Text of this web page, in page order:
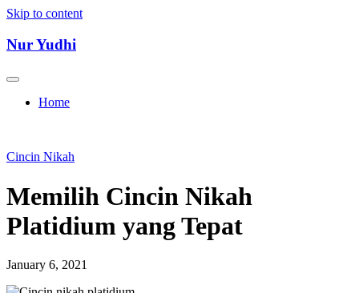
Skip to content
Nur Yudhi
Home
Cincin Nikah
Memilih Cincin Nikah
Platidium yang Tepat
January 6, 2021